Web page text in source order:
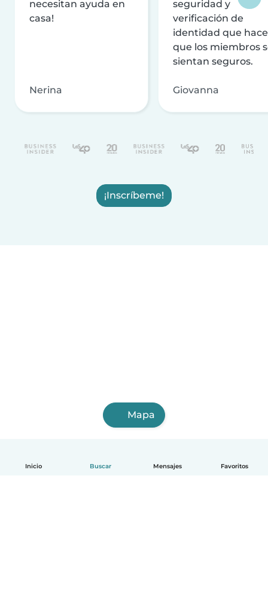
Inicio Buscar Mensajes Favoritos
necesitan ayuda en
casa!
Nerina
seguridad y
verificación de
identidad que
que los miembros
sientan seguros.
Giovanna
¡Inscríbeme!
Mapa